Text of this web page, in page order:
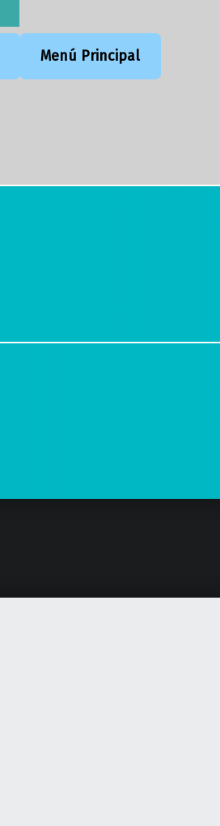
Menú Principal